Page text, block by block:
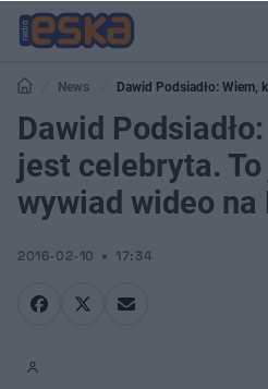
News
Dawid Podsiadło: Wiem,
wywiad wideo na ESKA.pl!
Dawid
jest celebryta.
wywiad wideo na
2016-02-10 17:34